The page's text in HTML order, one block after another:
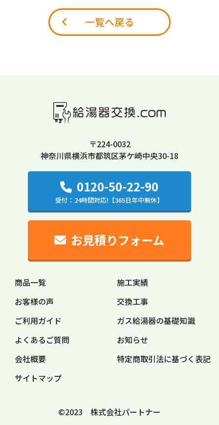
一覧へ戻る
〒224-0032
神奈川県横浜市都筑区茅ケ崎中央30-18
0120-50-22-90
受付：24時間対応!【365日年中無休】
お見積りフォーム
商品一覧
施工実績
お客様の声
交換工事
ご利用ガイド
ガス給湯器の基礎知識
よくあるご質問
お知らせ
会社概要
特定商取引法に基づく表記
サイトマップ
©2023 株式会社パートナー